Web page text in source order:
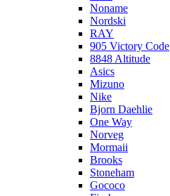
Noname
Nordski
RAY
905 Victory Code
8848 Altitude
Asics
Mizuno
Nike
Bjorn Daehlie
One Way
Norveg
Mormaii
Brooks
Stoneham
Gococo